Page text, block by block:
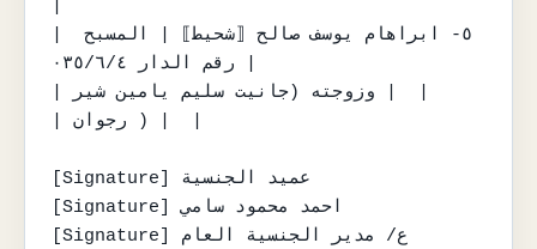
رقم الدار ٠٣٥/٦/٤ |
| رجوان ) |  |
[Signature] عميد الجنسية
[Signature] احمد محمود سامي
[Signature] ع/ مدير الجنسية العام